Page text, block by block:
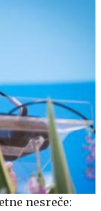
nesreče: